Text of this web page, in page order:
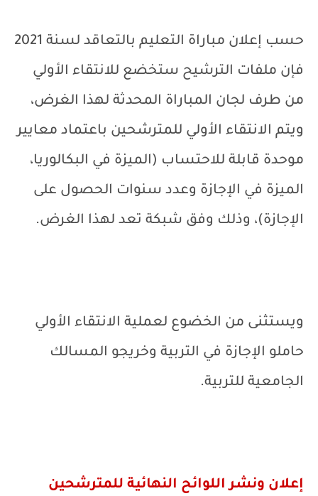
حسب إعلان مباراة التعليم بالتعاقد لسنة 2021
فإن ملفات الترشيح ستخضع للانتقاء الأولي
من طرف لجان المباراة المحدثة لهذا الغرض،
ويتم الانتقاء الأولي للمترشحين باعتماد معايير
موحدة قابلة للاحتساب (الميزة في البكالوريا،
الميزة في الإجازة وعدد سنوات الحصول على
الإجازة)، وذلك وفق شبكة تعد لهذا الغرض.
ويستثنى من الخضوع لعملية الانتقاء الأولي
حاملو الإجازة في التربية وخريجو المسالك
الجامعية للتربية.
إعلان ونشر اللوائح النهائية للمترشحين